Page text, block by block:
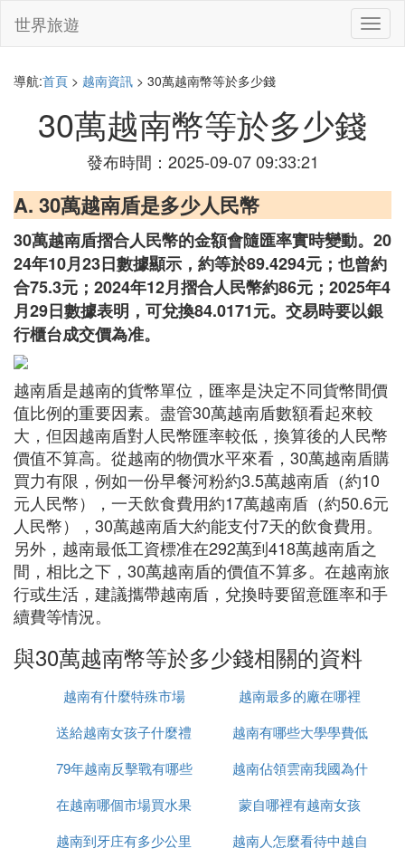
切
換
世界旅遊
導航:首頁 > 越南資訊 > 30萬越南幣等於多少錢
30萬越南幣等於多少錢
發布時間：2025-09-07 09:33:21
A. 30萬越南盾是多少人民幣
30萬越南盾摺合人民幣的金額會隨匯率實時變動。20
24年10月23日數據顯示，約等於89.4294元；也曾約
合75.3元；2024年12月摺合人民幣約86元；2025年4
月29日數據表明，可兌換84.0171元。交易時要以銀
行櫃台成交價為准。
越南盾是越南的貨幣單位，匯率是決定不同貨幣間價
值比例的重要因素。盡管30萬越南盾數額看起來較
大，但因越南盾對人民幣匯率較低，換算後的人民幣
價值不算高。從越南的物價水平來看，30萬越南盾購
買力有限，例如一份早餐河粉約3.5萬越南盾（約10
元人民幣），一天飲食費用約17萬越南盾（約50.6元
人民幣），30萬越南盾大約能支付7天的飲食費用。
另外，越南最低工資標准在292萬到418萬越南盾之
間，相比之下，30萬越南盾的價值不算多。在越南旅
行或生活，建議攜帶越南盾，兌換時要留意匯率和手
續費等情況。
與30萬越南幣等於多少錢相關的資料
越南有什麼特殊市場
越南最多的廠在哪裡
送給越南女孩子什麼禮
物
越南有哪些大學學費低
79年越南反擊戰有哪些
人
越南佔領雲南我國為什
麼未先進攻
在越南哪個市場買水果
最便宜
蒙自哪裡有越南女孩
越南到牙庄有多少公里
越南人怎麼看待中越自